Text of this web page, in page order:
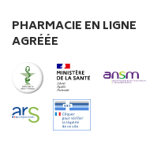
PHARMACIE EN LIGNE
AGRÉÉE